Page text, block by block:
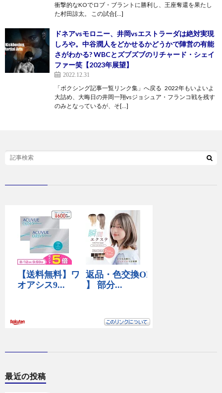
衝撃的なKOでロブ・ブラントに勝利し、王座奪還を果たし
た村田諒太。 この試合[…]
ドネアvsモロニー、井岡vsエストラーダは絶対実現
しろや。中谷潤人をどかせるかどうかで陣営の有能
さがわかる? WBCとズブズブのリチャード・シェイ
ファー笑【2023年展望】
2022.12.31
「ボクシング記事一覧リンク集」へ戻る 2022年もいよいよ
大詰め、大晦日の井岡一翔vsジョシュア・フランコ戦を残す
のみとなっているが、そ[…]
最近の投稿